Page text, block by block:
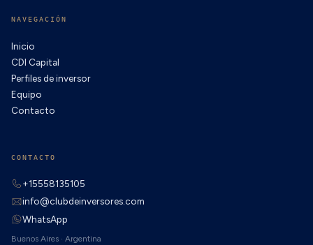
NAVEGACIÓN
Inicio
CDI Capital
Perfiles de inversor
Equipo
Contacto
CONTACTO
+15558135105
info@clubdeinversores.com
WhatsApp
Buenos Aires · Argentina